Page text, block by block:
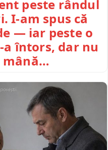
peste rândul
I-am spus că
— iar peste o
a întors, dar nu
mână…